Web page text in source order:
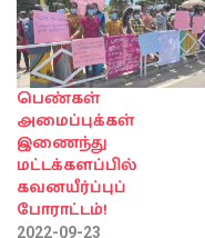
பெண்கள்
அமைப்புக்கள்
இணைந்து
மட்டக்களப்பில்
கவனயீர்ப்புப்
போராட்டம்!
2022-09-23